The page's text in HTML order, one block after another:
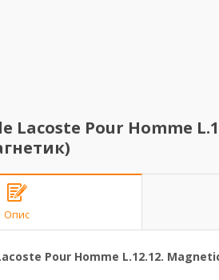
Lacoste Pour Homme
Опис
Pour Homme L.12.12.